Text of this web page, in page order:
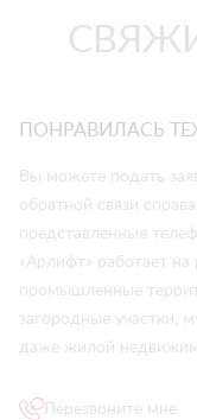
ПОНРАВИЛАСЬ
Вы можете подать
обратной связи
представленные
«Арлифт» работает
промышленные
загородные участки,
даже жилой
Перезвоните мне